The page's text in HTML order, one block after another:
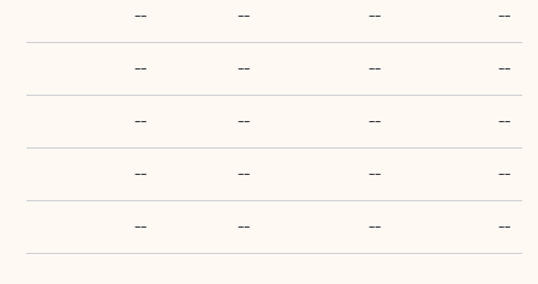
--
--
--
--
--
--
--
--
--
--
--
--
--
--
--
--
--
--
--
--